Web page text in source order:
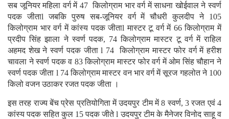
सब जूनियर महिला वर्ग में 47 किलोग्राम भार वर्ग में साधना खोईवाल ने स्वर्ण
पदक जीताl जबकि पुरुष सब-जूनियर वर्ग में चौधरी कुलदीप ने 105
किलोग्राम भार वर्ग में कांस्य पदक जीताl मास्टर टू वर्ग में 66 किलोग्राम में
प्रदीप सिंह झाला ने स्वर्ण पदक, 74 किलोग्राम मास्टर टू वर्ग में राहिल
अहमद शेख ने स्वर्ण पदक जीता l 74 किलोग्राम मास्टर फोर वर्ग में हरीश
चावला ने स्वर्ण पदक व 83 किलोग्राम मास्टर फोर वर्ग में ओम सिंह चौहान ने
स्वर्ण पदक जीता l 74 किलोग्राम मास्टर वन भार वर्ग में सूरज गहलोत ने 100
किलो वजन उठाकर रजत पदक जीता ।
इस तरह राज्य बेंच प्रेस प्रतियोगिता में उदयपुर टीम में 8 स्वर्ण, 3 रजत एवं 4
कांस्य पदक सहित कुल 15 पदक जीते l उदयपुर टीम के मैनेजर विनोद साहू व